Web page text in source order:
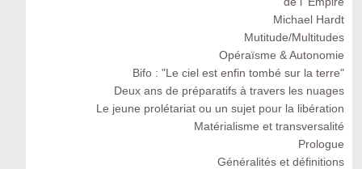
Michael Hardt
Mutitude/Multitudes
Opéraïsme & Autonomie
Bifo : "Le ciel est enfin tombé sur la terre"
Deux ans de préparatifs à travers les nuages
Le jeune prolétariat ou un sujet pour la libération
Matérialisme et transversalité
Prologue
Généralités et définitions